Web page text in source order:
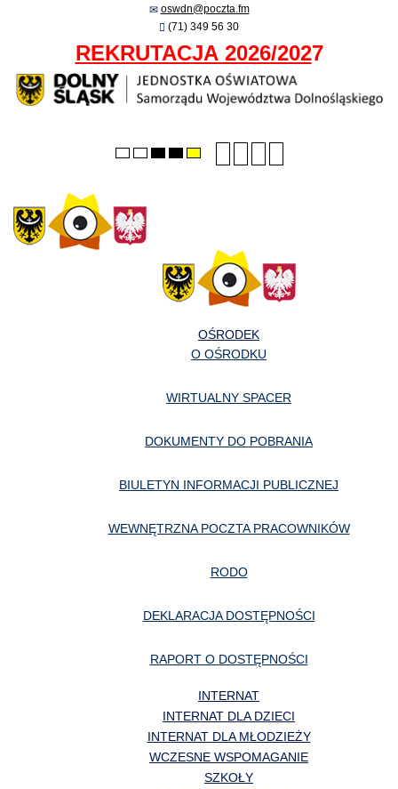
oswdn@poczta.fm
(71) 349 56 30
REKRUTACJA 2026/2027
Default
NightHighHighHigh
fontfont
font
OŚRODEK
O OŚRODKU
WIRTUALNY SPACER
DOKUMENTY DO POBRANIA
BIULETYN INFORMACJI PUBLICZNEJ
WEWNĘTRZNA POCZTA PRACOWNIKÓW
RODO
DEKLARACJA DOSTĘPNOŚCI
RAPORT O DOSTĘPNOŚCI
INTERNAT
INTERNAT DLA DZIECI
INTERNAT DLA MŁODZIEŻY
WCZESNE WSPOMAGANIE
SZKOŁY